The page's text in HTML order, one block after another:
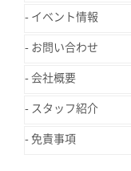
イベント情報
お問い合わせ
会社概要
スタッフ紹介
免責事項